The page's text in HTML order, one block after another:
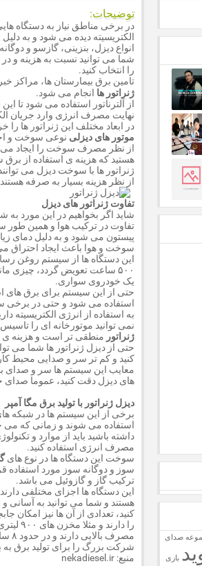
صدای
بازی
توضیحات:
در برخی مناطق نیاز به دستگاه
الکتریسیته دیده می شود و به
انواع دیزل، بنزینی، گازسو و
شما می توانید نسبت به هزینه
را انتخاب کنید.
تامین برق بیمارستان ها،
ژنراتور ها انجام می شود.
از آلترناتور استفاده می شود تا
نهایت مصرف انرژی وارد جریان
در ابعاد مختلف این ژنراتور ها را
موتور های دیزلی نوعی سوخت و
از نظر مصرف سوخت را ایجاد می
هستید که هزینه ی استفاده از
ژنراتور ها با سوخت دیزل می
از نظر هزینه بسیار به صرفه
تفاوت ژنراتور های دیزل
شاید اگر بخواهیم در این مورد به
تفاوت در ترکیب هوا و همین طور
پیستون می شود و به دلیل دمای
سوخت و هوا باعث ایجاد احتراق
این دستگاه ها از سیستم روغن
۵۰۰ ساعت تعویض گردد، چیزی
یک خودروی سواری.
حتی از این سیستم برای برق های
استفاده می شود و حتی در برخی
به استفاده از انرژی الکتریسیته
نمی توانید موتورخانه ای را
ژنراتور منطقی تر است و هزینه ی
حتی از دیزل ژنراتور ها شما می
کنید و کم تر سر و صدایی محیط کار
معایب این سیستم ها سر و صدای
های دیزل دقت کنید، عموما صدای
دیزل ژنراتور با تولید برق مگا آمپر
برخی از این سیستم ها در شبکه
استفاده می شوند و زمانی که می
داشته باشید باید از موارد و
مصرف انرژی استفاده کنید.
سوخت این دستگاه ها در نوع های
سوز و دوگانه سوز مورد استفاده
ترکیب گاز و گازوئیل می باشد.
این دستگاه ها اجزای مختلفی
هستند و شما می توانید به
کنید، تعدادی از آن ها نیز امکان
را
شرکت بزرگ را برای تولید برق به
منبع: nekadiesel.ir